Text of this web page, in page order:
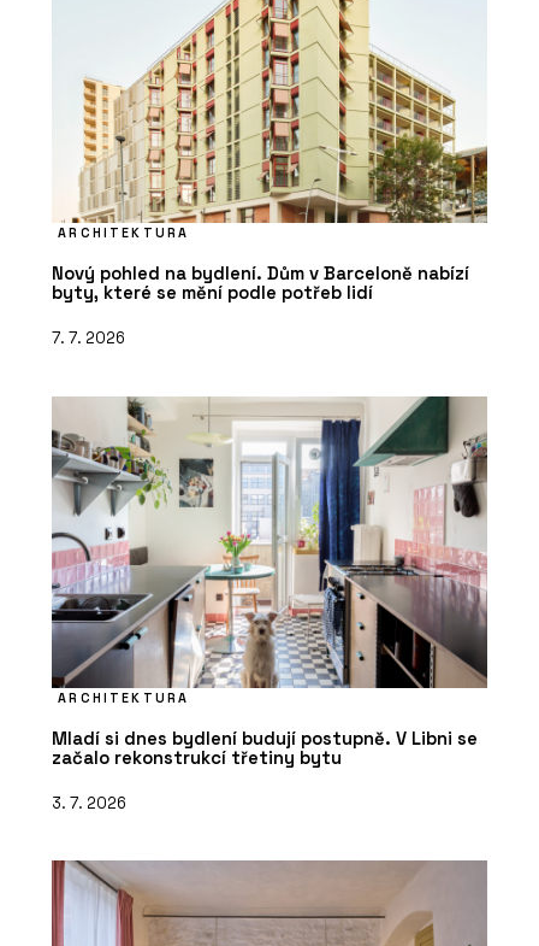
ARCHITEKTURA
Nový pohled na bydlení. Dům v Barceloně nabízí
byty, které se mění podle potřeb lidí
7. 7. 2026
ARCHITEKTURA
Mladí si dnes bydlení budují postupně. V Libni se
začalo rekonstrukcí třetiny bytu
3. 7. 2026